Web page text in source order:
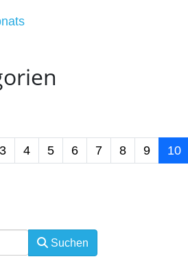
3 4 5 6 7 8 9 10
Suchen